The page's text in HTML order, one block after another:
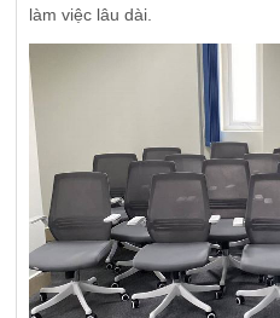
làm việc lâu dài.